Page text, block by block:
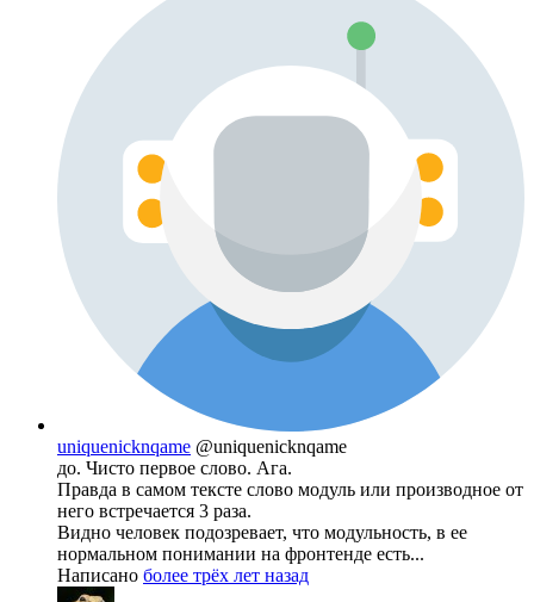
uniquenicknqame @uniquenicknqame
до. Чисто первое слово. Ага.
Правда в самом тексте слово модуль или производное от
него встречается 3 раза.
Видно человек подозревает, что модульность, в ее
нормальном понимании на фронтенде есть...
Написано более трёх лет назад